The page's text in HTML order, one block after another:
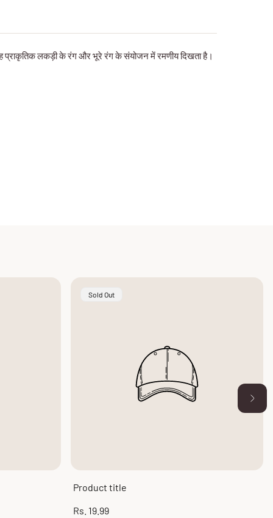
प्राकृतिक लकड़ी के रंग और भूरे रंग के संयोजन में रमणीय दिखता है।
Product
Sold Out
Product title
Regular
Rs. 19.99